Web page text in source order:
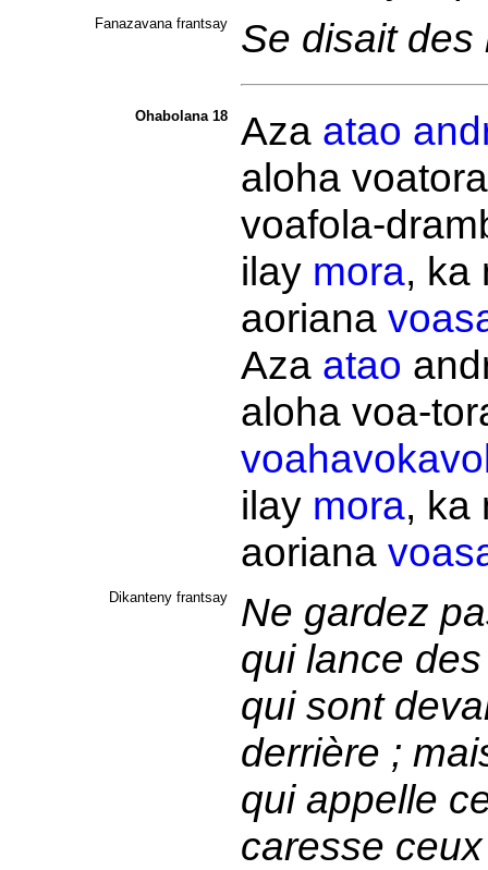
Fanazavana frantsay Se disait
Ohabolana 18 Aza atao
aloha
voafola-
ilay mora, ka
aoriana
Aza atao
aloha voa-
ilay mora, ka
aoriana
Dikanteny frantsay
Ne gardez
qui lance
qui sont
derrière ;
qui appelle
caresse